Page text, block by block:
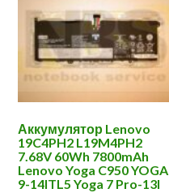
Аккумулятор Lenovo
19C4PH2 L19M4PH2
7.68V 60Wh 7800mAh
Lenovo Yoga C950 YOGA
9-14ITL5 Yoga 7 Pro-13I